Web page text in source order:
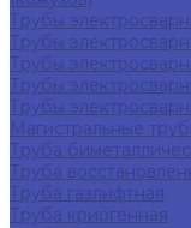
Трубы
Трубы
Трубы
Трубы
Трубы
Магистральные
Труба
Труба
Труба газлифтная
Труба криогенная